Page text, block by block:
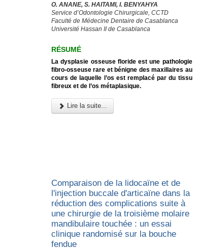
O. ANANE, S. HAITAMI, I. BENYAHYA
Service d’Odontologie Chirurgicale, CCTD
Faculté de Médecine Dentaire de Casablanca
Université Hassan II de Casablanca
RÉSUMÉ
La dysplasie osseuse floride est une pathologie
fibro-osseuse rare et bénigne des maxillaires au
cours de laquelle l’os est remplacé par du tissu
fibreux et de l’os métaplasique.
Lire la suite...
Comparaison de la lidocaïne et de
l'injection buccale d'articaïne dans la
réduction des complications suite à
une chirurgie de la troisième molaire
mandibulaire touchée : un essai
clinique randomisé sur la bouche
fendue